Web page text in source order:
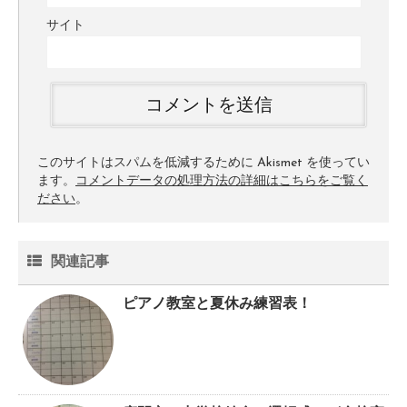
サイト
このサイトはスパムを低減するために Akismet を使ってい
ます。
コメントデータの処理方法の詳細はこちらをご覧く
ださい。
関連記事
ピアノ教室と夏休み練習表！